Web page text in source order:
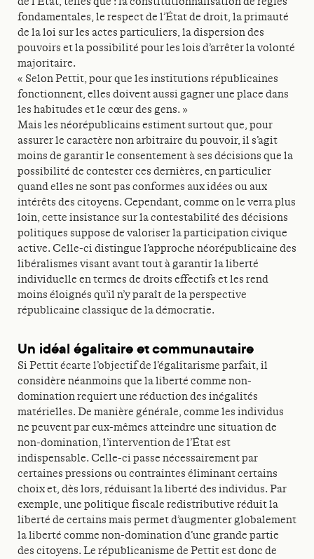
fondamentales, le respect de l’État de droit, la primauté
de la loi sur les actes particuliers, la dispersion des
pouvoirs et la possibilité pour les lois d’arrêter la volonté
majoritaire.
« Selon Pettit, pour que les institutions républicaines
fonctionnent, elles doivent aussi gagner une place dans
les habitudes et le cœur des gens. »
Mais les néorépublicains estiment surtout que, pour
assurer le caractère non arbitraire du pouvoir, il s’agit
moins de garantir le consentement à ses décisions que la
possibilité de contester ces dernières, en particulier
quand elles ne sont pas conformes aux idées ou aux
intérêts des citoyens. Cependant, comme on le verra plus
loin, cette insistance sur la contestabilité des décisions
politiques suppose de valoriser la participation civique
active. Celle-ci distingue l’approche néorépublicaine des
libéralismes visant avant tout à garantir la liberté
individuelle en termes de droits effectifs et les rend
moins éloignés qu’il n’y paraît de la perspective
républicaine classique de la démocratie.
Un idéal égalitaire et communautaire
Si Pettit écarte l’objectif de l’égalitarisme parfait, il
considère néanmoins que la liberté comme non-
domination requiert une réduction des inégalités
matérielles. De manière générale, comme les individus
ne peuvent par eux-mêmes atteindre une situation de
non-domination, l’intervention de l’État est
indispensable. Celle-ci passe nécessairement par
certaines pressions ou contraintes éliminant certains
choix et, dès lors, réduisant la liberté des individus. Par
exemple, une politique fiscale redistributive réduit la
liberté de certains mais permet d’augmenter globalement
la liberté comme non-domination d’une grande partie
des citoyens. Le républicanisme de Pettit est donc de